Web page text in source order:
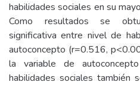
habilidades sociales en su
Como resultados se
significativa entre nivel de
autoconcepto (r=0.516,
la variable de
habilidades sociales también